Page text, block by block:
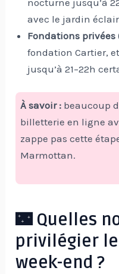
avec le jardin
Fondations privées
fondation Cartier,
jusqu’à 21–22h
À savoir : beaucoup
billetterie en ligne
zappe pas cette
Marmottan.
🌃 Quelles
privilégier
week-end ?